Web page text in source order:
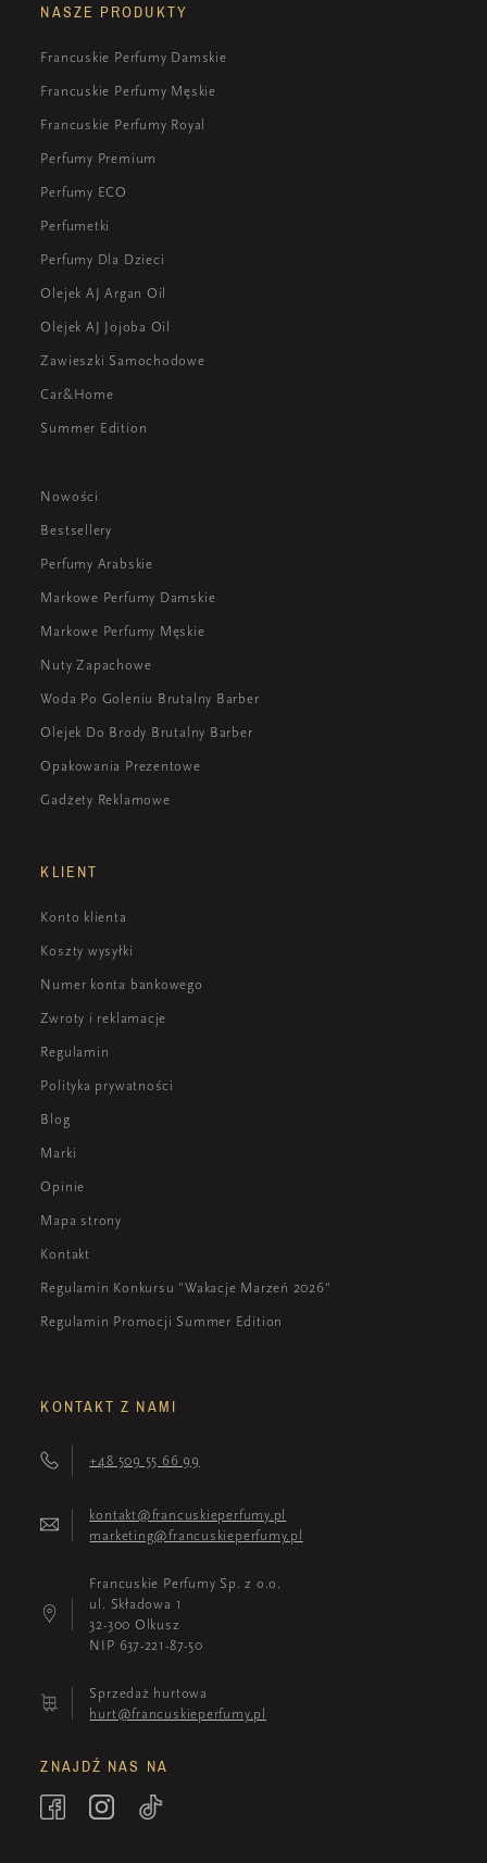
NASZE PRODUKTY
Francuskie Perfumy Damskie
Francuskie Perfumy Męskie
Francuskie Perfumy Royal
Perfumy Premium
Perfumy ECO
Perfumetki
Perfumy Dla Dzieci
Olejek AJ Argan Oil
Olejek AJ Jojoba Oil
Zawieszki Samochodowe
Car&Home
Summer Edition
Nowości
Bestsellery
Perfumy Arabskie
Markowe Perfumy Damskie
Markowe Perfumy Męskie
Nuty Zapachowe
Woda Po Goleniu Brutalny Barber
Olejek Do Brody Brutalny Barber
Opakowania Prezentowe
Gadżety Reklamowe
KLIENT
Konto klienta
Koszty wysyłki
Numer konta bankowego
Zwroty i reklamacje
Regulamin
Polityka prywatności
Blog
Marki
Opinie
Mapa strony
Kontakt
Regulamin Konkursu "Wakacje Marzeń 2026"
Regulamin Promocji Summer Edition
KONTAKT Z NAMI
+48 509 55 66 99
kontakt@francuskieperfumy.pl
marketing@francuskieperfumy.pl
Francuskie Perfumy Sp. z o.o.
ul. Składowa 1
32-300 Olkusz
NIP 637-221-87-50
Sprzedaż hurtowa
hurt@francuskieperfumy.pl
ZNAJDŹ NAS NA